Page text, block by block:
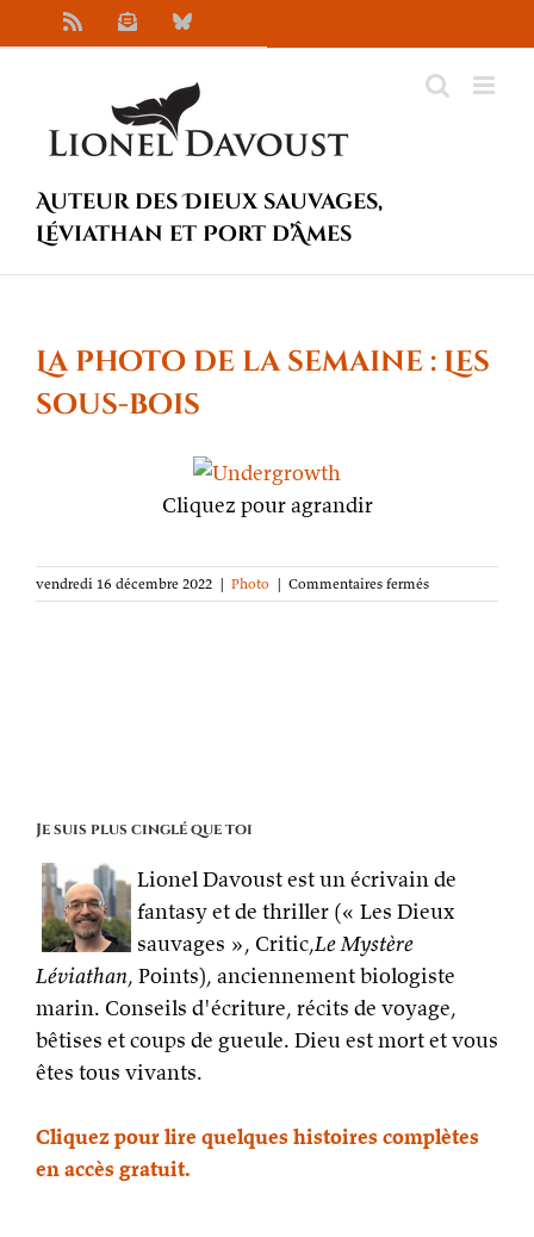
au
NewsletterBluesky
Auteur des Dieux sauvages,
Léviathan et Port d’Âmes
La photo de la semaine : Les
sous-bois
Cliquez pour agrandir
vendredi 16 décembre 2022 | Photo | Commentaires ferméssur
La
Je suis plus cinglé que toi
Lionel Davoust est un écrivain de
fantasy et de thriller (« Les Dieux
sauvages », Critic,Le Mystère
Léviathan, Points), anciennement biologiste
marin. Conseils d'écriture, récits de voyage,
bêtises et coups de gueule. Dieu est mort et vous
êtes tous vivants.
Cliquez pour lire quelques histoires complètes
en accès gratuit.